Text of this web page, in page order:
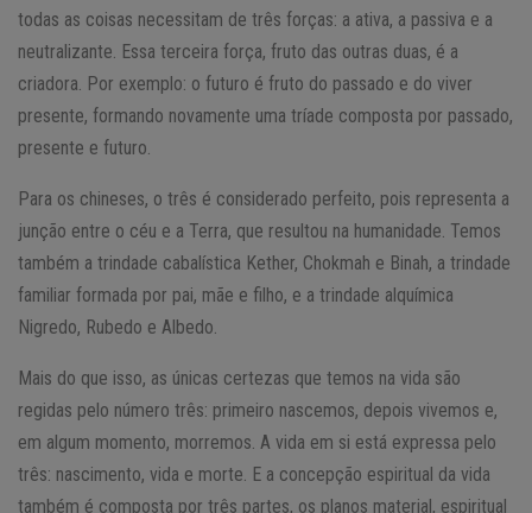
todas as coisas necessitam de três forças: a ativa, a passiva e a
neutralizante. Essa terceira força, fruto das outras duas, é a
criadora. Por exemplo: o futuro é fruto do passado e do viver
presente, formando novamente uma tríade composta por passado,
presente e futuro.
Para os chineses, o três é considerado perfeito, pois representa a
junção entre o céu e a Terra, que resultou na humanidade. Temos
também a trindade cabalística Kether, Chokmah e Binah, a trindade
familiar formada por pai, mãe e filho, e a trindade alquímica
Nigredo, Rubedo e Albedo.
Mais do que isso, as únicas certezas que temos na vida são
regidas pelo número três: primeiro nascemos, depois vivemos e,
em algum momento, morremos. A vida em si está expressa pelo
três: nascimento, vida e morte. E a concepção espiritual da vida
também é composta por três partes, os planos material, espiritual